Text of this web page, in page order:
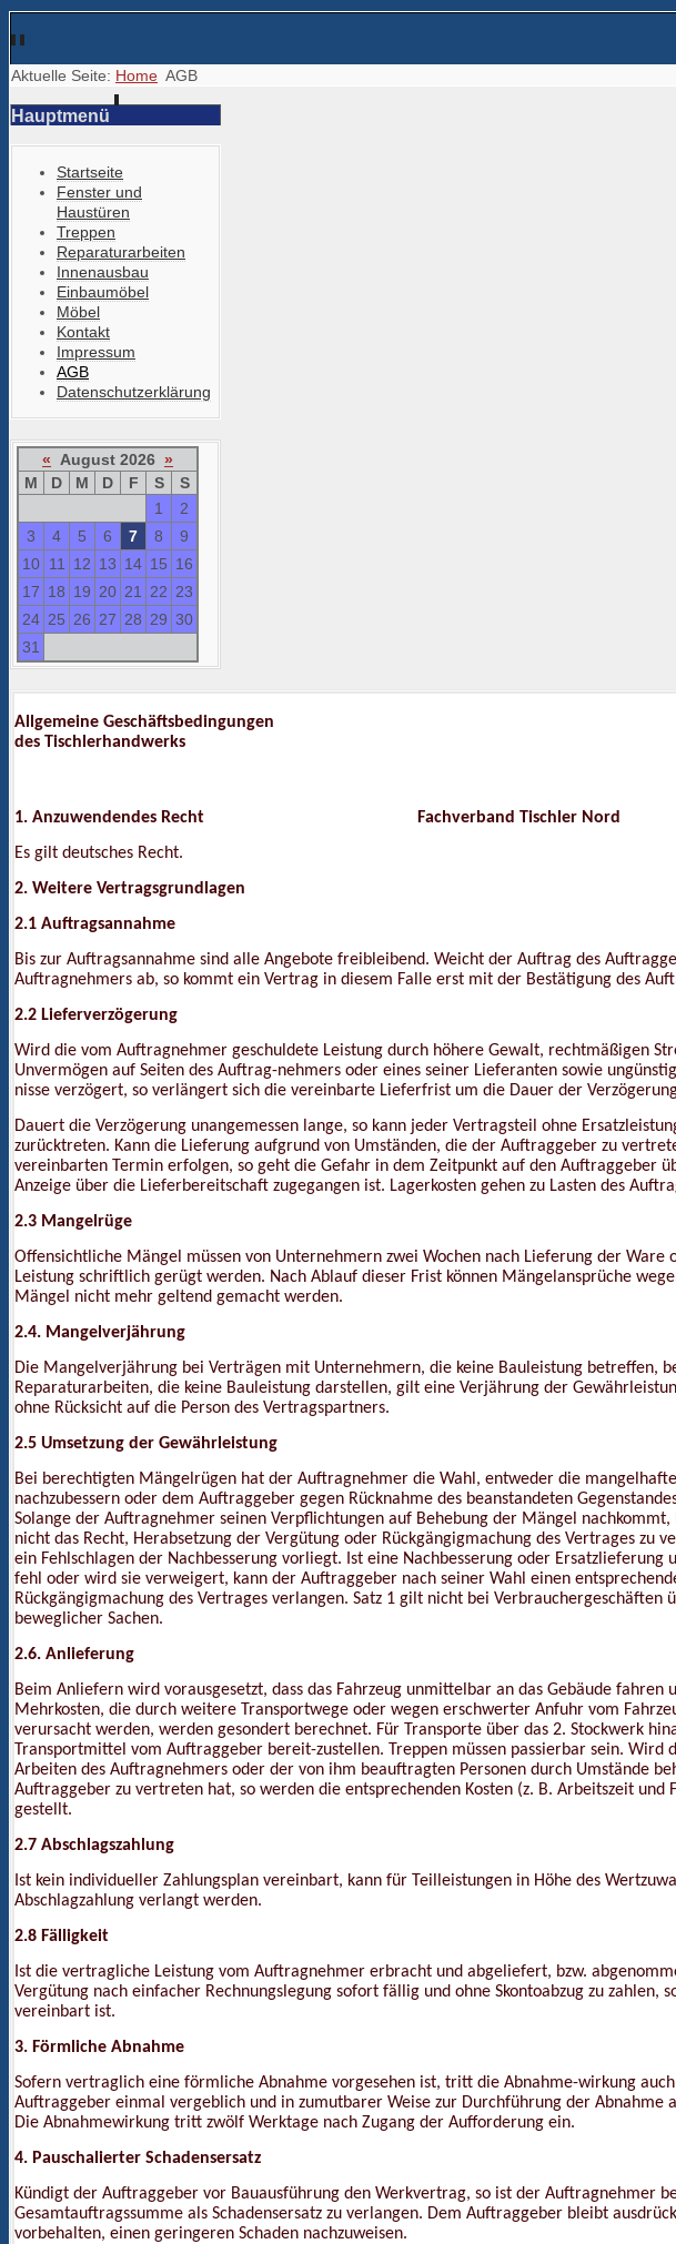
Aktuelle Seite: Home AGB
Hauptmenü
Startseite
Fenster und
Haustüren
Treppen
Reparaturarbeiten
Innenausbau
Einbaumöbel
Möbel
Kontakt
Impressum
AGB
Datenschutzerklärung
« August 2026 »
M
D M D F S
S
1
2
3
4 5 6 7 8
9
10 11 12 13 14 15 16
17 18 19 20 21 22 23
24 25 26 27 28 29 30
31
Allgemeine Geschäftsbedingungen
des Tischlerhandwerks
1. Anzuwendendes Recht
Fachverband Tischler Nord
Es gilt deutsches Recht.
2. Weitere Vertragsgrundlagen
2.1 Auftragsannahme
Bis zur Auftragsannahme sind alle Angebote freibleibend. Weicht der Auftrag des
Auftragnehmers ab, so kommt ein Vertrag in diesem Falle erst mit der Bestätigung des
2.2 Lieferverzögerung
Wird die vom Auftragnehmer geschuldete Leistung durch höhere Gewalt, rechtmäßigen
Unvermögen auf Seiten des Auftrag-nehmers oder eines seiner Lieferanten sowie
nisse verzögert, so verlängert sich die vereinbarte Lieferfrist um die Dauer der
Dauert die Verzögerung unangemessen lange, so kann jeder Vertragsteil ohne
zurücktreten. Kann die Lieferung aufgrund von Umständen, die der Auftraggeber zu
vereinbarten Termin erfolgen, so geht die Gefahr in dem Zeitpunkt auf den Auftraggeber
Anzeige über die Lieferbereitschaft zugegangen ist. Lagerkosten gehen zu Lasten des
2.3 Mangelrüge
Offensichtliche Mängel müssen von Unternehmern zwei Wochen nach Lieferung der Ware
Leistung schriftlich gerügt werden. Nach Ablauf dieser Frist können Mängelansprüche
Mängel nicht mehr geltend gemacht werden.
2.4. Mangelverjährung
Die Mangelverjährung bei Verträgen mit Unternehmern, die keine Bauleistung betreffen,
Reparaturarbeiten, die keine Bauleistung darstellen, gilt eine Verjährung der
ohne Rücksicht auf die Person des Vertragspartners.
2.5 Umsetzung der Gewährleistung
Bei berechtigten Mängelrügen hat der Auftragnehmer die Wahl, entweder die
nachzubessern oder dem Auftraggeber gegen Rücknahme des beanstandeten
Solange der Auftragnehmer seinen Verpflichtungen auf Behebung der Mängel
nicht das Recht, Herabsetzung der Vergütung oder Rückgängigmachung des Vertrages zu
ein Fehlschlagen der Nachbesserung vorliegt. Ist eine Nachbesserung oder Ersatzlieferung
fehl oder wird sie verweigert, kann der Auftraggeber nach seiner Wahl einen
Rückgängigmachung des Vertrages verlangen. Satz 1 gilt nicht bei Verbrauchergeschäften
beweglicher Sachen.
2.6. Anlieferung
Beim Anliefern wird vorausgesetzt, dass das Fahrzeug unmittelbar an das Gebäude fahren
Mehrkosten, die durch weitere Transportwege oder wegen erschwerter Anfuhr vom
verursacht werden, werden gesondert berechnet. Für Transporte über das 2. Stockwerk
Transportmittel vom Auftraggeber bereit-zustellen. Treppen müssen passierbar sein. Wird
Arbeiten des Auftragnehmers oder der von ihm beauftragten Personen durch Umstände
Auftraggeber zu vertreten hat, so werden die entsprechenden Kosten (z. B. Arbeitszeit und
gestellt.
2.7 Abschlagszahlung
Ist kein individueller Zahlungsplan vereinbart, kann für Teilleistungen in Höhe des
Abschlagzahlung verlangt werden.
2.8 Fälligkeit
Ist die vertragliche Leistung vom Auftragnehmer erbracht und abgeliefert, bzw.
Vergütung nach einfacher Rechnungslegung sofort fällig und ohne Skontoabzug zu zahlen,
vereinbart ist.
3. Förmliche Abnahme
Sofern vertraglich eine förmliche Abnahme vorgesehen ist, tritt die Abnahme-wirkung
Auftraggeber einmal vergeblich und in zumutbarer Weise zur Durchführung der Abnahme
Die Abnahmewirkung tritt zwölf Werktage nach Zugang der Aufforderung ein.
4. Pauschalierter Schadensersatz
Kündigt der Auftraggeber vor Bauausführung den Werkvertrag, so ist der Auftragnehmer
Gesamtauftragssumme als Schadensersatz zu verlangen. Dem Auftraggeber bleibt
vorbehalten, einen geringeren Schaden nachzuweisen.